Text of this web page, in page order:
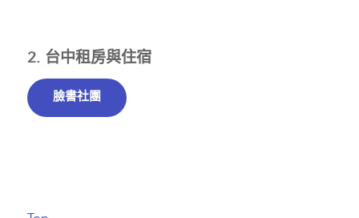
2. 台中租房與住宿
臉書社團